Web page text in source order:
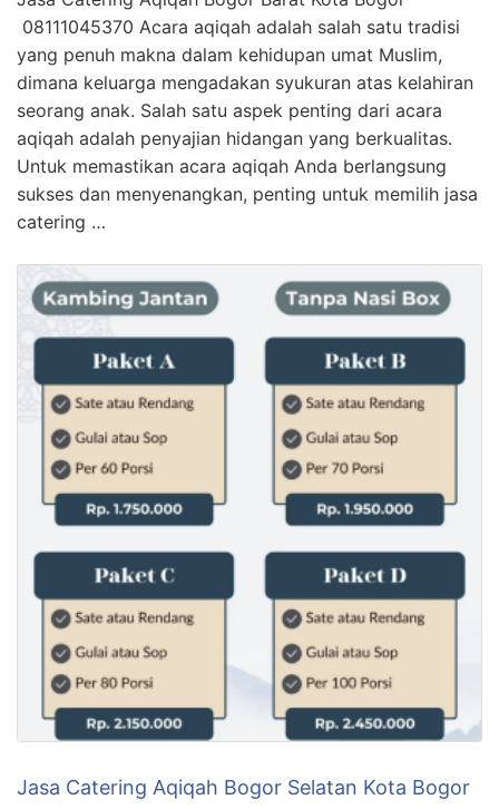
08111045370 Acara aqiqah adalah salah satu tradisi
yang penuh makna dalam kehidupan umat Muslim,
dimana keluarga mengadakan syukuran atas kelahiran
seorang anak. Salah satu aspek penting dari acara
aqiqah adalah penyajian hidangan yang berkualitas.
Untuk memastikan acara aqiqah Anda berlangsung
sukses dan menyenangkan, penting untuk memilih jasa
catering …
Jasa Catering Aqiqah Bogor Selatan Kota Bogor